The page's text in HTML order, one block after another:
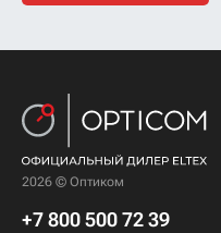
2026 © Оптиком
+7 800 500 72 39